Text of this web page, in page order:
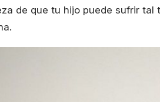
de que tu hijo puede sufrir